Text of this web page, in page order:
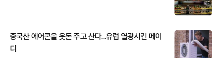
중국산 에어콘을 웃돈 주고 산다...유럽 열광시킨 메이
디